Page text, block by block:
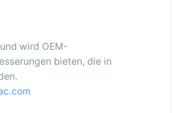
wird OEM-
bieten, die in